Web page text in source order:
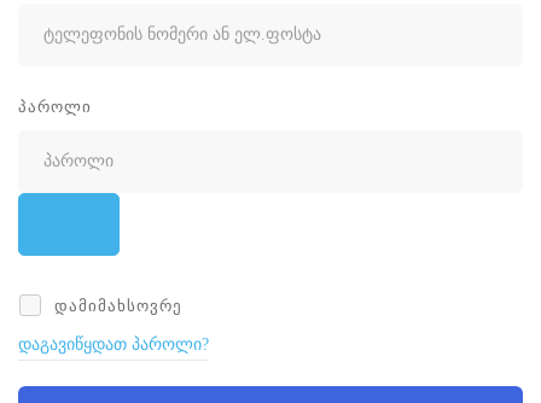
ᲞᲐᲠᲝᲚᲘ
ᲓᲐᲛᲘᲛᲐᲮᲡᲝᲕᲠᲔ
დაგავიწყდათ პაროლი?